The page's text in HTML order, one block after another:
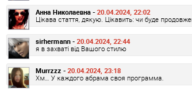
Анна Николаевна - 20.04.2024, 22:02
Цікава стаття, дякую. Цікавить: чи буде
sirhermann - 20.04.2024, 22:44
я в захваті від Вашого стилю
Murrzzz - 20.04.2024, 23:18
Хм… У каждого абрама своя программа.